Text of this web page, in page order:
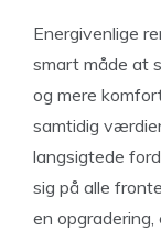
Energivenlige
smart måde at
og mere
samtidig
langsigtede
sig på alle
en